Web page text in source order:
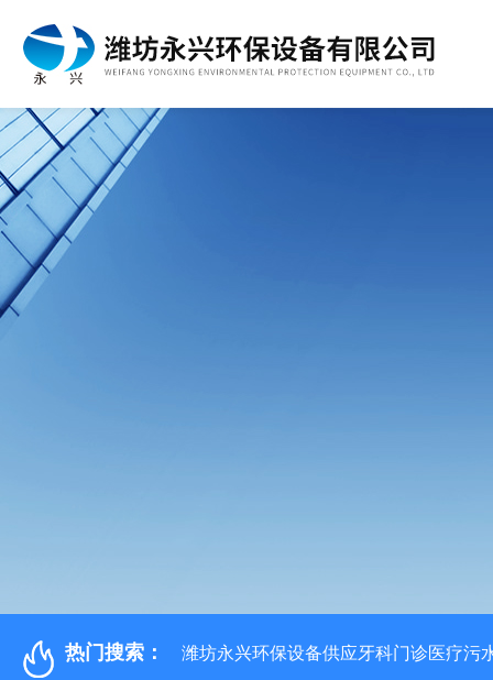
热门搜索： 潍坊永兴环保设备供应牙科门诊医疗污